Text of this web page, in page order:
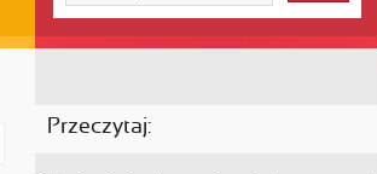
Przeczytaj: